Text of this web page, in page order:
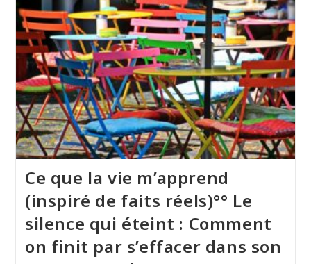
Ce que la vie m’apprend
(inspiré de faits réels)°° Le
silence qui éteint : Comment
on finit par s’effacer dans son